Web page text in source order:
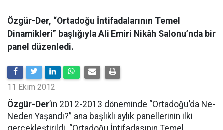
Özgür-Der, “Ortadoğu İntifadalarının Temel
Dinamikleri” başlığıyla Ali Emiri Nikâh Salonu’nda bir
panel düzenledi.
11 Ekim 2012
Özgür-Der’in 2012-2013 döneminde “Ortadoğu’da Ne-
Neden Yaşandı?” ana başlıklı aylık panellerinin ilki
gerçekleştirildi. “Ortadoğu İntifadasının Temel